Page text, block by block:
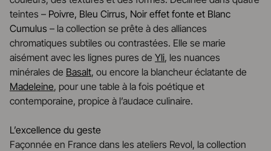
teintes – Poivre, Bleu Cirrus, Noir effet fonte et Blanc
Cumulus – la collection se prête à des alliances
chromatiques subtiles ou contrastées. Elle se marie
aisément avec les lignes pures de Yli, les nuances
minérales de Basalt, ou encore la blancheur éclatante de
Madeleine, pour une table à la fois poétique et
contemporaine, propice à l’audace culinaire.
L’excellence du geste
Façonnée en France dans les ateliers Revol, la collection